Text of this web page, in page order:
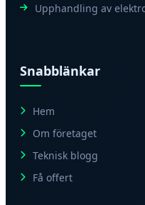
Upphandling av
Snabblänkar
Hem
Om företaget
Teknisk blogg
Få offert